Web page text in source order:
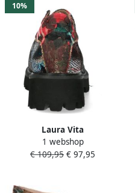
10%
Laura Vita
damesveterschoenen Ifcigo
62 metallic multi
1 webshop
€ 109,95 € 97,95